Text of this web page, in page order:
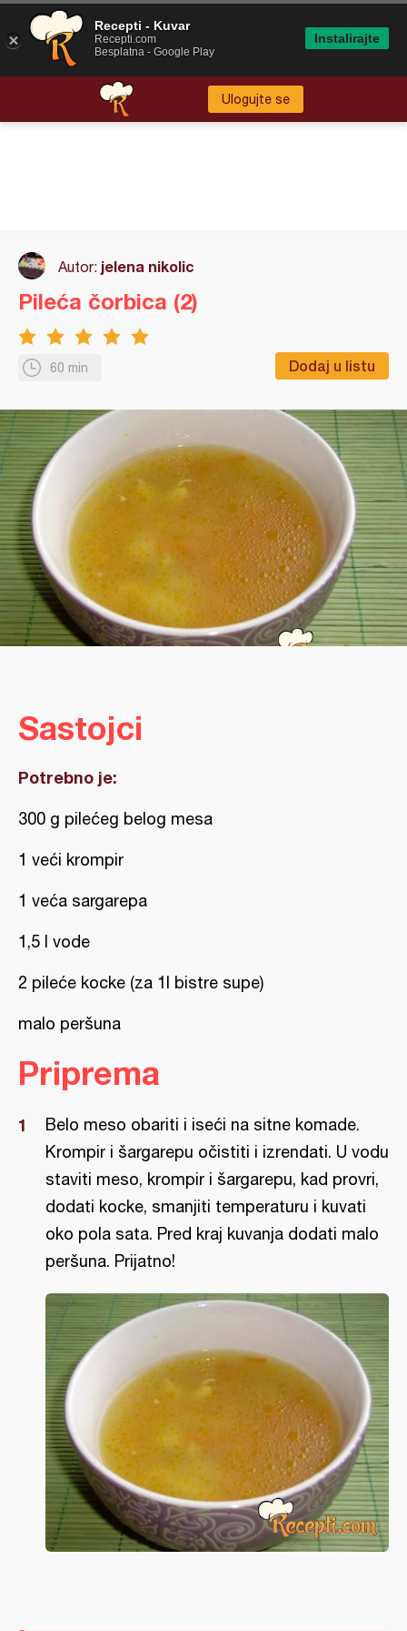
Ulogujte se
Autor: jelena nikolic
60 min Dodaj u listu
Pileća čorbica (2)
Sastojci
Potrebno je:
300 g pilećeg belog mesa
1 veći krompir
1 veća sargarepa
1,5 l vode
2 pileće kocke (za 1l bistre supe)
malo peršuna
Priprema
Belo meso obariti i iseći na sitne komade.
Krompir i šargarepu očistiti i izrendati. U vodu
staviti meso, krompir i šargarepu, kad provri,
dodati kocke, smanjiti temperaturu i kuvati
oko pola sata. Pred kraj kuvanja dodati malo
peršuna. Prijatno!
Recepti - Kuvar
Recepti.com
Besplatna - Google Play
Instalirajte